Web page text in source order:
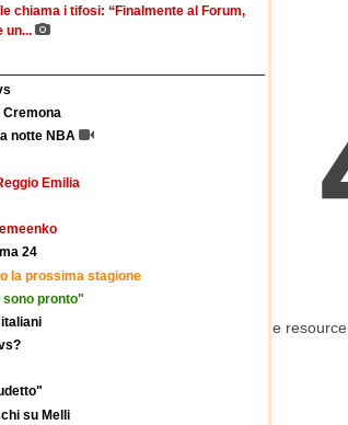
chiama i tifosi: “Finalmente al Forum,
un...
Cremona
notte NBA
Emilia
24
la prossima stagione
sono pronto"
su Melli